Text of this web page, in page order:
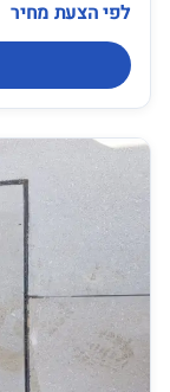
לפי הצעת מחיר